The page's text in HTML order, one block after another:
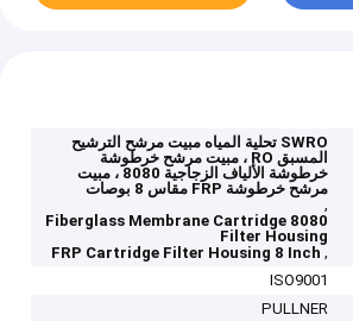
SWRO تحلية المياه مبيت مرشح الترشيح
المسبق RO ، مبيت مرشح خرطوشة
خرطوشة الألياف الزجاجية 8080 ، مبيت
مرشح خرطوشة FRP مقاس 8 بوصات
,
8080 Fiberglass Membrane Cartridge
Filter Housing
,
FRP Cartridge Filter Housing 8 Inch
ISO9001
PULLNER